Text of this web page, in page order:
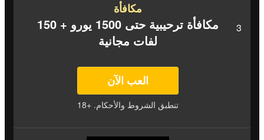
مكافأة
مكافأة ترحيبية حتى 1500 يورو + 150
لفات مجانية
العب الآن
تنطبق الشروط والأحكام. +18